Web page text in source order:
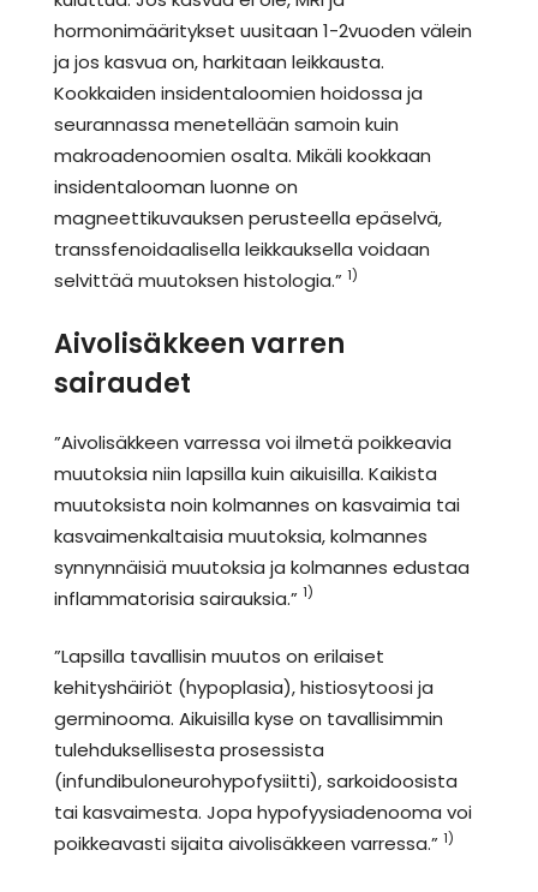
hormonimääritykset uusitaan 1-2vuoden välein
ja jos kasvua on, harkitaan leikkausta.
Kookkaiden insidentaloomien hoidossa ja
seurannassa menetellään samoin kuin
makroadenoomien osalta. Mikäli kookkaan
insidentalooman luonne on
magneettikuvauksen perusteella epäselvä,
transsfenoidaalisella leikkauksella voidaan
selvittää muutoksen histologia.” 1)
Aivolisäkkeen varren
sairaudet
”Aivolisäkkeen varressa voi ilmetä poikkeavia
muutoksia niin lapsilla kuin aikuisilla. Kaikista
muutoksista noin kolmannes on kasvaimia tai
kasvaimenkaltaisia muutoksia, kolmannes
synnynnäisiä muutoksia ja kolmannes edustaa
inflammatorisia sairauksia.” 1)
”Lapsilla tavallisin muutos on erilaiset
kehityshäiriöt (hypoplasia), histiosytoosi ja
germinooma. Aikuisilla kyse on tavallisimmin
tulehduksellisesta prosessista
(infundibuloneurohypofysiitti), sarkoidoosista
tai kasvaimesta. Jopa hypofyysiadenooma voi
poikkeavasti sijaita aivolisäkkeen varressa.” 1)